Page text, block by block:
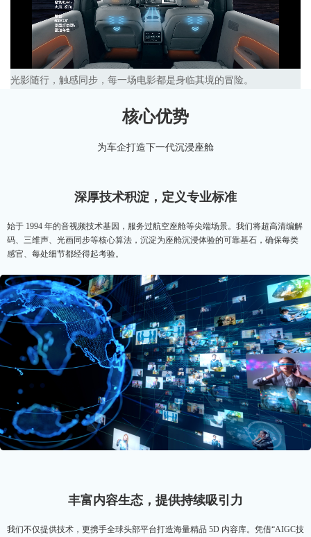
光影随行，触感同步，每一场电影都是身临其境的冒险。
核心优势
为车企打造下一代沉浸座舱
深厚技术积淀，定义专业标准
始于 1994 年的音视频技术基因，服务过航空座舱等尖端场景。我们将超高清编解
码、三维声、光画同步等核心算法，沉淀为座舱沉浸体验的可靠基石，确保每类
感官、每处细节都经得起考验。
丰富内容生态，提供持续吸引力
我们不仅提供技术，更携手全球头部平台打造海量精品 5D 内容库。凭借“AIGC技